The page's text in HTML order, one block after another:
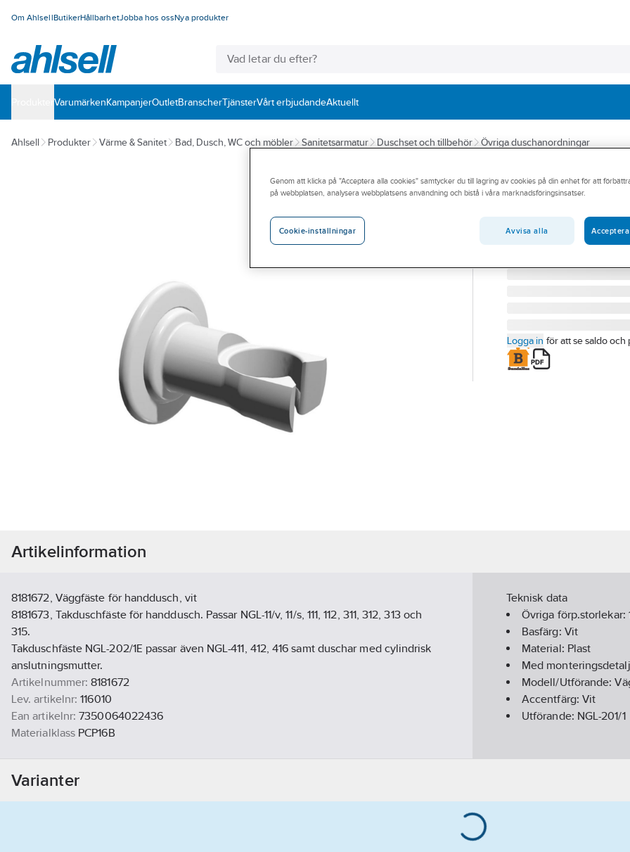
Om AhlsellButikerHållbarhetJobba hos ossNya produkter
VarumärkenKampanjerOutletBranscherTjänsterVårt erbjudandeAktuellt
Ahlsell Produkter Värme & Sanitet Bad, Dusch, WC och möbler Sanitetsarmatur Duschset och tillbehör Övriga duschanordningar
NGL
Glidfäste 202,
NGL VÄGGFÄSTE FÖR
Artikelnummer:
8181672
116010
Logga in för att se saldo och
Artikelinformation
8181672, Väggfäste för handdusch, vit
8181673, Takduschfäste för handdusch. Passar NGL-11/v, 11/s, 111, 112, 311, 312, 313 och
315.
Takduschfäste NGL-202/1E passar även NGL-411, 412, 416 samt duschar med cylindrisk
anslutningsmutter.
Artikelnummer: 8181672
Lev. artikelnr: 116010
Ean artikelnr: 7350064022436
Materialklass PCP16B
Teknisk data
Övriga förp.storlekar:
Basfärg: Vit
Material: Plast
Med
Modell/Utförande:
Accentfärg: Vit
Utförande: NGL-201/1
Varianter
Genom att klicka på "Acceptera alla cookies" samtycker du till lagring av cookies på din enhet för att
på webbplatsen, analysera webbplatsens användning och bistå i våra marknadsföringsinsatser.
Cookie-inställningar Avvisa alla